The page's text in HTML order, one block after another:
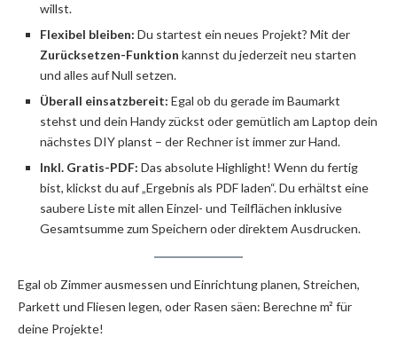
willst.
Flexibel bleiben: Du startest ein neues Projekt? Mit der
Zurücksetzen-Funktion kannst du jederzeit neu starten
und alles auf Null setzen.
Überall einsatzbereit: Egal ob du gerade im Baumarkt
stehst und dein Handy zückst oder gemütlich am Laptop dein
nächstes DIY planst – der Rechner ist immer zur Hand.
Inkl. Gratis-PDF: Das absolute Highlight! Wenn du fertig
bist, klickst du auf „Ergebnis als PDF laden“. Du erhältst eine
saubere Liste mit allen Einzel- und Teilflächen inklusive
Gesamtsumme zum Speichern oder direktem Ausdrucken.
Egal ob Zimmer ausmessen und Einrichtung planen, Streichen,
Parkett und Fliesen legen, oder Rasen säen: Berechne m² für
deine Projekte!